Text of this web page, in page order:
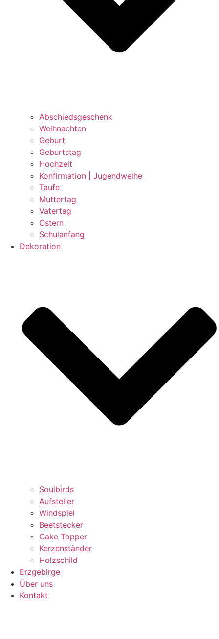
Abschiedsgeschenk
Weihnachten
Geburt
Geburtstag
Hochzeit
Konfirmation | Jugendweihe
Taufe
Muttertag
Vatertag
Ostern
Schulanfang
Dekoration
Soulbirds
Aufsteller
Windspiel
Beetstecker
Cake Topper
Kerzenständer
Holzschild
Erzgebirge
Über uns
Kontakt